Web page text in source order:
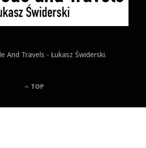
And Travels - Łukasz Świderski.
TOP